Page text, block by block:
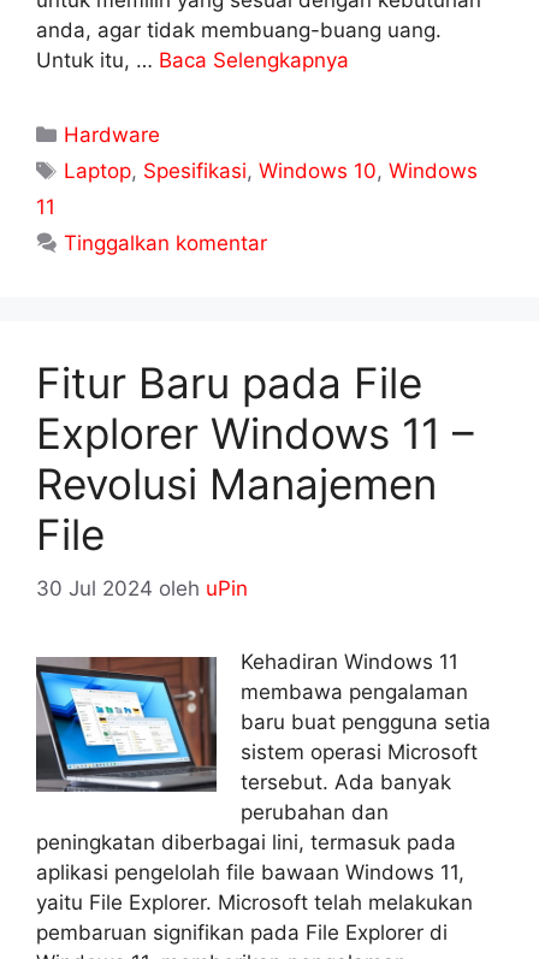
anda, agar tidak membuang-buang uang.
Untuk itu, … Baca Selengkapnya
Kategori
Hardware
Tag
Laptop, Spesifikasi,Windows 10,Windows
11
Tinggalkan komentar
Fitur Baru pada File
Explorer Windows 11 –
Revolusi Manajemen
File
30 Jul 2024 oleh uPin
Kehadiran Windows 11
membawa pengalaman
baru buat pengguna setia
sistem operasi Microsoft
tersebut. Ada banyak
perubahan dan
peningkatan diberbagai lini, termasuk pada
aplikasi pengelolah file bawaan Windows 11,
yaitu File Explorer. Microsoft telah melakukan
pembaruan signifikan pada File Explorer di